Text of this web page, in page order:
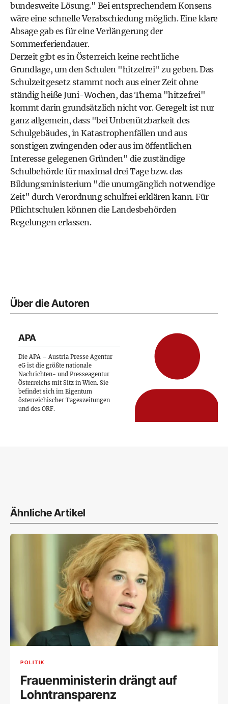
bundesweite Lösung." Bei entsprechendem Konsens
wäre eine schnelle Verabschiedung möglich. Eine klare
Absage gab es für eine Verlängerung der
Sommerferiendauer.
Derzeit gibt es in Österreich keine rechtliche
Grundlage, um den Schulen "hitzefrei" zu geben. Das
Schulzeitgesetz stammt noch aus einer Zeit ohne
ständig heiße Juni-Wochen, das Thema "hitzefrei"
kommt darin grundsätzlich nicht vor. Geregelt ist nur
ganz allgemein, dass "bei Unbenützbarkeit des
Schulgebäudes, in Katastrophenfällen und aus
sonstigen zwingenden oder aus im öffentlichen
Interesse gelegenen Gründen" die zuständige
Schulbehörde für maximal drei Tage bzw. das
Bildungsministerium "die unumgänglich notwendige
Zeit" durch Verordnung schulfrei erklären kann. Für
Pflichtschulen können die Landesbehörden
Regelungen erlassen.
Über die Autoren
APA
Die APA – Austria Presse Agentur
eG ist die größte nationale
Nachrichten- und Presseagentur
Österreichs mit Sitz in Wien. Sie
befindet sich im Eigentum
österreichischer Tageszeitungen
und des ORF.
Ähnliche Artikel
POLITIK
Frauenministerin drängt auf
Lohntransparenz